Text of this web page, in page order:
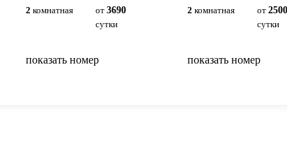
2 комнатная от 3690
сутки
показать номер
2 комнатная от 2500
сутки
показать номер